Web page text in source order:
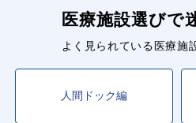
医療施設選びで
よく見られている医療施
人間ドック編